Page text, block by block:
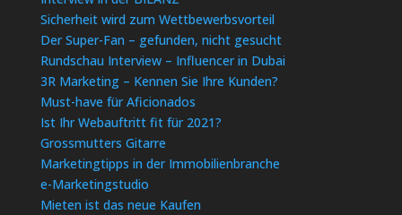
Sicherheit wird zum Wettbewerbsvorteil
Der Super-Fan – gefunden, nicht gesucht
Rundschau Interview – Influencer in Dubai
3R Marketing – Kennen Sie Ihre Kunden?
Must-have für Aficionados
Ist Ihr Webauftritt fit für 2021?
Grossmutters Gitarre
Marketingtipps in der Immobilienbranche
e-Marketingstudio
Mieten ist das neue Kaufen